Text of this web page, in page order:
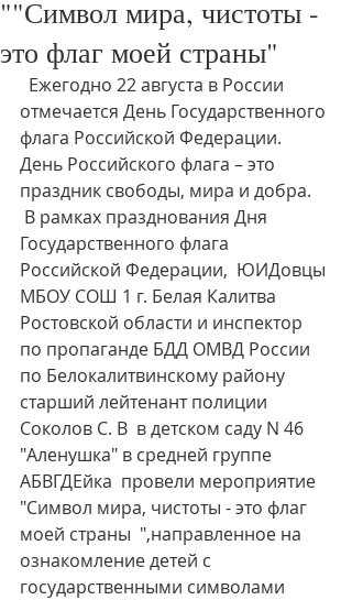
""Символ мира, чистоты -
это флаг моей страны"
Ежегодно 22 августа в России
отмечается День Государственного
флага Российской Федерации.
День Российского флага – это
праздник свободы, мира и добра.
В рамках празднования Дня
Государственного флага
Российской Федерации,  ЮИДовцы
МБОУ СОШ 1 г. Белая Калитва
Ростовской области и инспектор
по пропаганде БДД ОМВД России
по Белокалитвинскому району
старший лейтенант полиции
Соколов С. В  в детском саду N 46
"Аленушка" в средней группе
АБВГДЕйка  провели мероприятие
"Символ мира, чистоты - это флаг
моей страны  ",направленное на
ознакомление детей с
государственными символами